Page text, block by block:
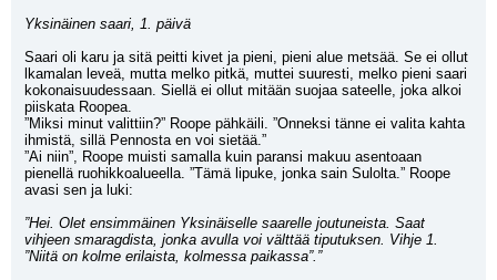
Yksinäinen saari, 1. päivä
Saari oli karu ja sitä peitti kivet ja pieni, pieni alue metsää. Se ei ollut
lkamalan leveä, mutta melko pitkä, muttei suuresti, melko pieni saari
kokonaisuudessaan. Siellä ei ollut mitään suojaa sateelle, joka alkoi
piiskata Roopea.
”Miksi minut valittiin?” Roope pähkäili. ”Onneksi tänne ei valita kahta
ihmistä, sillä Pennosta en voi sietää.”
”Ai niin”, Roope muisti samalla kuin paransi makuu asentoaan
pienellä ruohikkoalueella. ”Tämä lipuke, jonka sain Sulolta.” Roope
avasi sen ja luki:
”Hei. Olet ensimmäinen Yksinäiselle saarelle joutuneista. Saat
vihjeen smaragdista, jonka avulla voi välttää tiputuksen. Vihje 1.
”Niitä on kolme erilaista, kolmessa paikassa”.”